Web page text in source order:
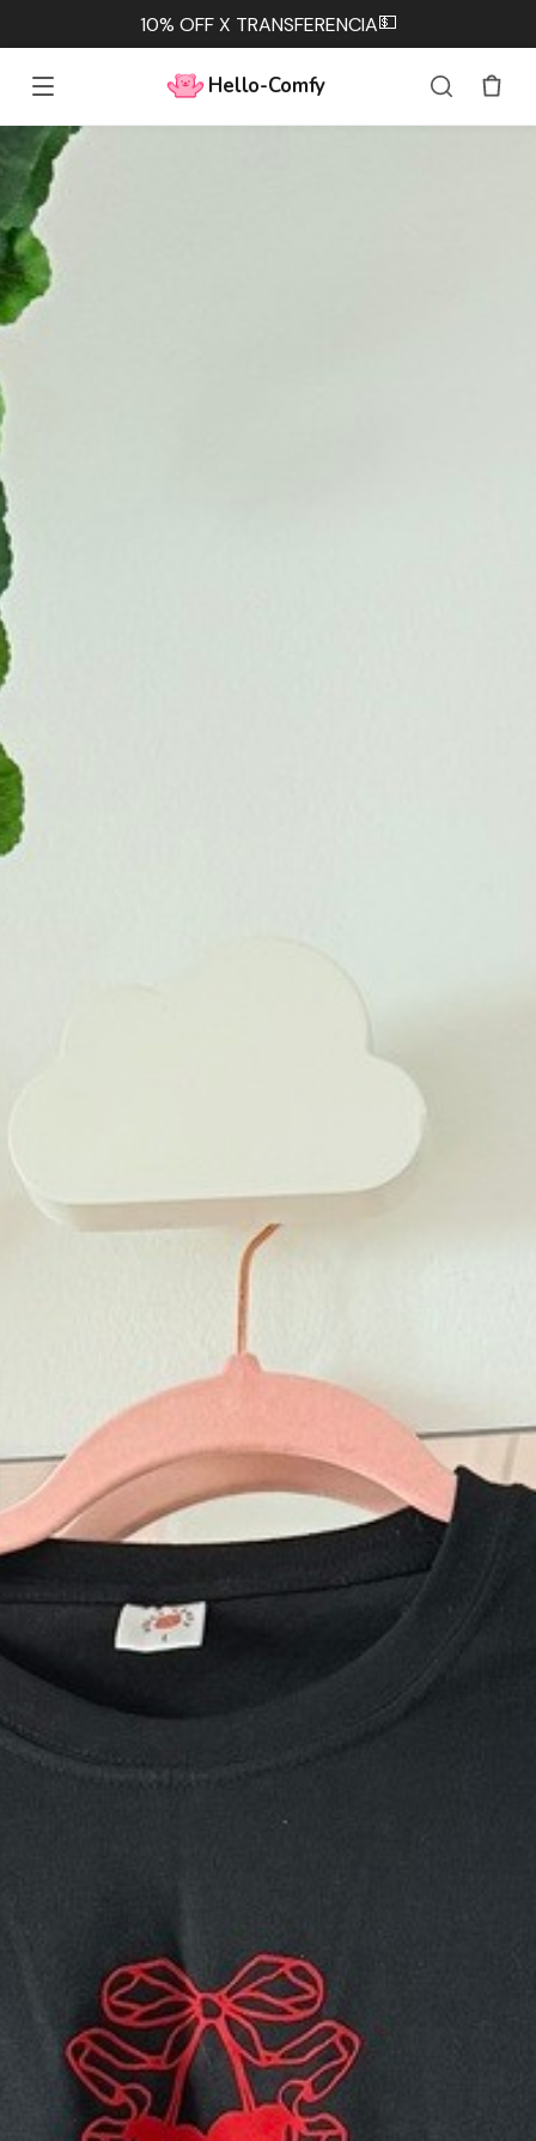
10% OFF X TRANSFERENCIA💵
Hello-Comfy